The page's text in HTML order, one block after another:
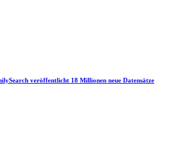
veröffentlicht 18 Millionen neue Datensätze